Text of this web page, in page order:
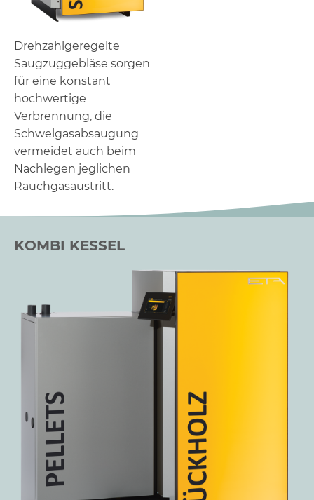
Drehzahlgeregelte
Saugzuggebläse sorgen
für eine konstant
hochwertige
Verbrennung, die
Schwelgasabsaugung
vermeidet auch beim
Nachlegen jeglichen
Rauchgasaustritt.
KOMBI KESSEL